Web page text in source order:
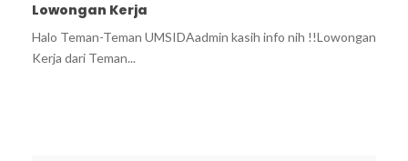
Lowongan Kerja
Halo Teman-Teman UMSIDAadmin kasih info nih !!Lowongan
Kerja dari Teman...